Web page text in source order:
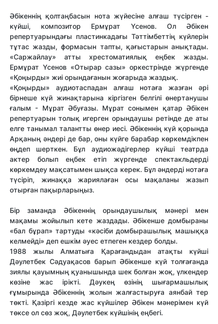
Әбікеннің қолтаңбасын нота жүйесіне алғаш түсірген -
күйші, композитор Ермұрат Үсенов. Ол Әбікен
репертуарындағы пластинкадағы Тәттімбеттің күйлерін
тұтас жазды, формасын тапты, қағыстарын анықтады.
«Саржайлау» атты хрестоматиялық еңбек жазды.
Ермұрат Үсенов «Отырар сазы» оркестрінде жүргенде
«Қоңырды» жиі орындағанын жоғарыда жаздық.
«Қоңырды» аудиотаспадан алғаш нотаға жазған әрі
бірнеше күй жинақтарына кіргізген белгілі өнертанушы
ғалым - Мұрат Әбуғазы. Мұрат сонымен қатар Әбікен
репертуарын толық игерген орындаушы ретінде де аты
елге танымал талантты өнер иесі. Әбікеннің күй қорында
Арқаның әндері де бар, оны күйге барабар көркемдікпен
өңдеп шерткен. Бұл аудиожәдігерлер күйші театрда
актер болып еңбек етіп жүргенде спектакльдерді
көркемдеу мақсатымен шықса керек. Бұл әндерді нотаға
түсіріп, жинаққа жариялаған осы мақаланы жазып
отырған пақырларыңыз.
Бір заманда Әбікеннің орындаушылық мәнері мен
мақамы жойылып кете жаздады. Әбікенше домбыраны
«бал бұрап» тартуды «кәсіби домбырашылық машыққа
келмейді» деп ешкім әуес етпеген кездер болды.
1988 жылы Алматыға Қарағандыдан атақты күйші
Дәулетбек Сәдуақасов барып Әбікенше күй толғағанда
зиялы қауымның қуанышында шек болған жоқ, үлкендер
көзіне жас ірікті. Дәукең өзінің шығармашылық
ғұмырында Әбікеннің жолын жалғастыруға аянбай тер
төкті. Қазіргі кезде жас күйшілер Әбікен мәнерімен күй
төксе ол сөз жоқ, Дәулетбек күйшінің еңбегі.